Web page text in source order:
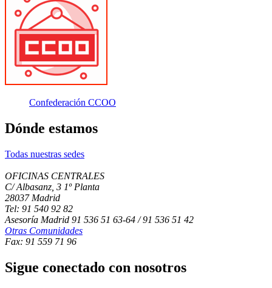
Confederación CCOO
Dónde estamos
Todas nuestras sedes
OFICINAS CENTRALES
C/ Albasanz, 3 1º Planta
28037 Madrid
Tel: 91 540 92 82
Asesoría Madrid 91 536 51 63-64 / 91 536 51 42
Otras Comunidades
Fax: 91 559 71 96
Sigue conectado con nosotros